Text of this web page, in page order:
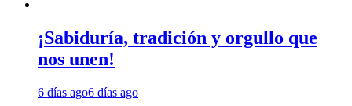
¡Sabiduría, tradición y orgullo que
nos unen!
6 días ago6 días ago